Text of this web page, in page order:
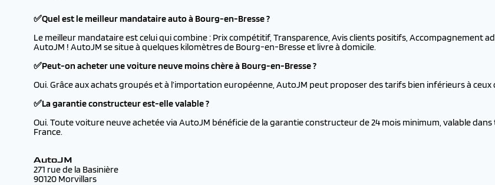
✅Quel est le meilleur mandataire auto à Bourg-en-Bresse ?
Le meilleur mandataire est celui qui combine : Prix compétitif, Transparence, Avis clients positifs, Accompagnement
AutoJM ! AutoJM se situe à quelques kilomètres de Bourg-en-Bresse et livre à domicile.
✅Peut-on acheter une voiture neuve moins chère à Bourg-en-Bresse ?
Oui. Grâce aux achats groupés et à l’importation européenne, AutoJM peut proposer des tarifs bien inférieurs à
✅La garantie constructeur est-elle valable ?
Oui. Toute voiture neuve achetée via AutoJM bénéficie de la garantie constructeur de 24 mois minimum, valable
France.
AutoJM
271 rue de la Basinière
90120 Morvillars